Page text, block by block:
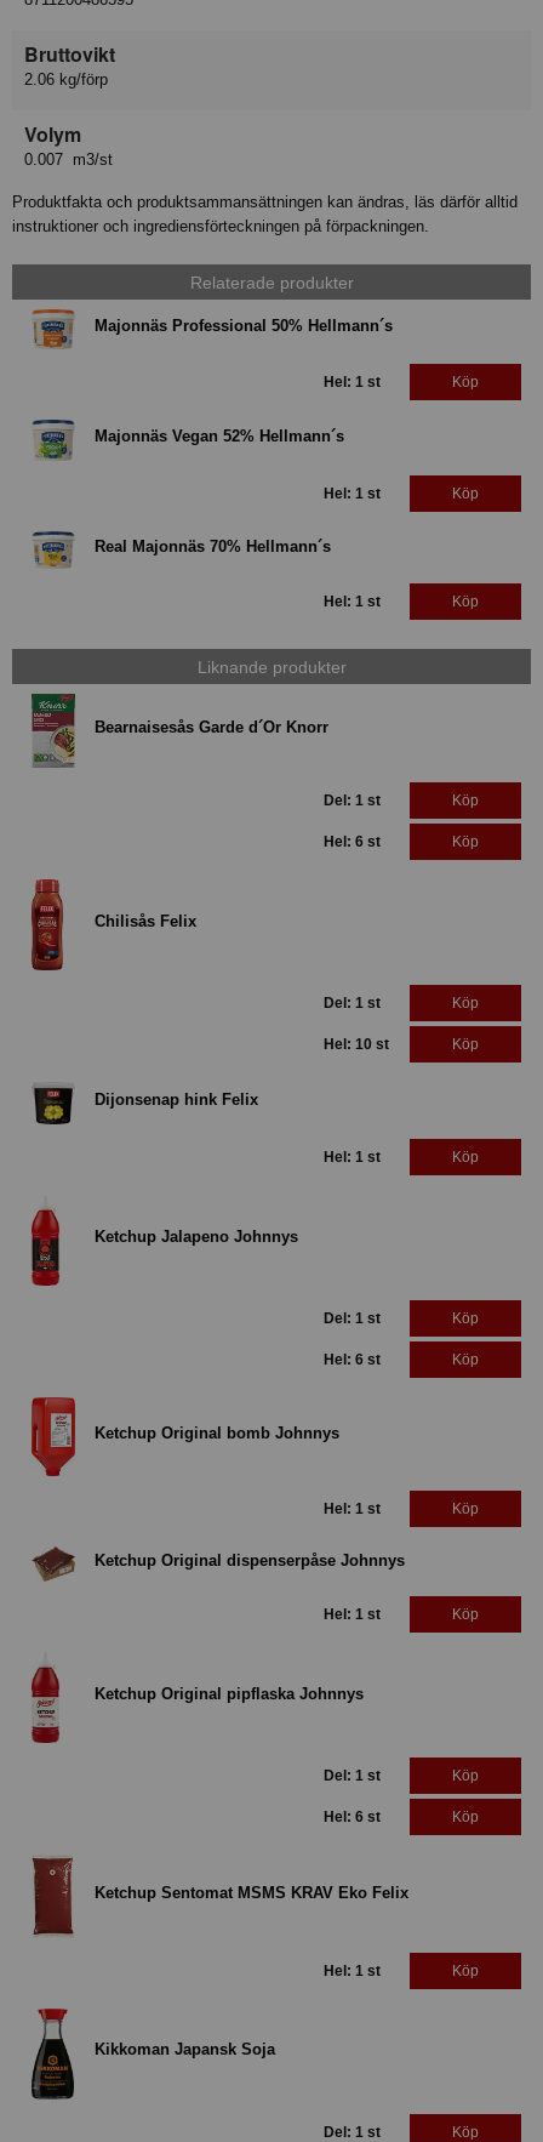
Bruttovikt
2.06 kg/förp
Volym
0.007 m3/st
Produktfakta och produktsammansättningen kan ändras, läs därför alltid
instruktioner och ingrediensförteckningen på förpackningen.
Relaterade produkter
Majonnäs Professional 50% Hellmann´s
Hel: 1 st Köp
Majonnäs Vegan 52% Hellmann´s
Hel: 1 st Köp
Real Majonnäs 70% Hellmann´s
Hel: 1 st Köp
Liknande produkter
Bearnaisesås Garde d´Or Knorr
Del: 1 st Köp
Hel: 6 st Köp
Chilisås Felix
Del: 1 st Köp
Hel: 10 st Köp
Dijonsenap hink Felix
Hel: 1 st Köp
Ketchup Jalapeno Johnnys
Del: 1 st Köp
Hel: 6 st Köp
Ketchup Original bomb Johnnys
Hel: 1 st Köp
Ketchup Original dispenserpåse Johnnys
Hel: 1 st Köp
Ketchup Original pipflaska Johnnys
Del: 1 st Köp
Hel: 6 st Köp
Ketchup Sentomat MSMS KRAV Eko Felix
Hel: 1 st Köp
Kikkoman Japansk Soja
Del: 1 st Köp